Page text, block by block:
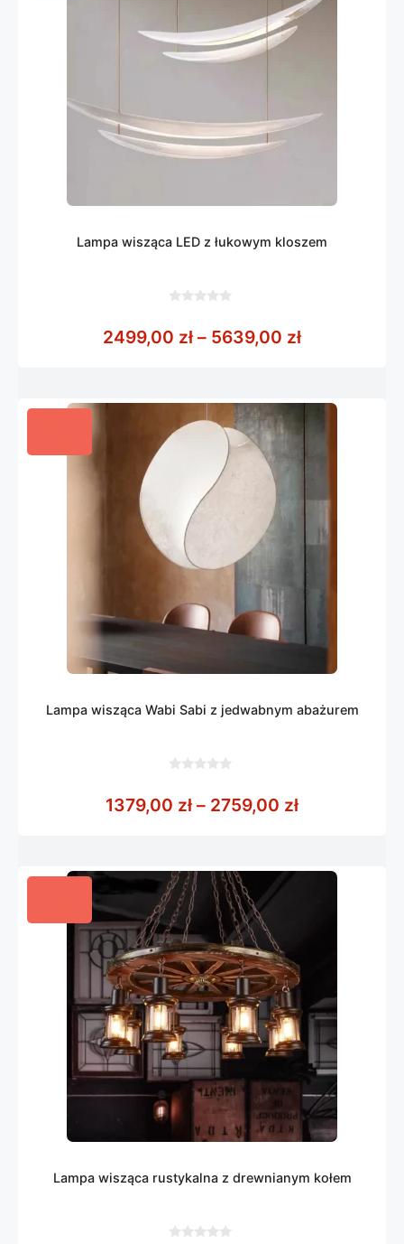
Lampa wisząca LED z łukowym kloszem
5
2499,00 zł – 5639,00 złZakres cen:
Lampa wisząca Wabi Sabi z jedwabnym abażurem
5
1379,00 zł – 2759,00 złZakres cen:
Lampa wisząca rustykalna z drewnianym kołem